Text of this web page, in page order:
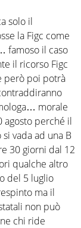
solo il
la Figc come
famoso il caso
il ricorso Figc
però poi potrà
morale
perché il
vada ad una B
30 giorni dal 12
qualche altro
del 5 luglio
ma il
non può
chi ride